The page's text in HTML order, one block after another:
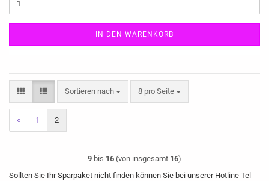
IN DEN WARENKORB
Sortieren nach
Sortieren nach 8 pro Seite
pro Seite
« 1 2
9 bis 16 (von insgesamt 16)
Sollten Sie Ihr Sparpaket nicht finden können Sie bei unserer Hotline Tel